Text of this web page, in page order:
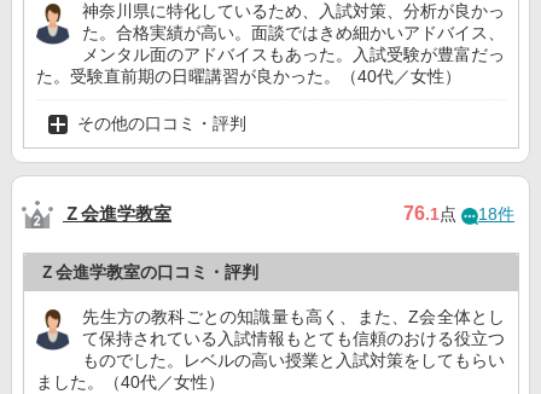
神奈川県に特化しているため、入試対策、分析が良かっ
た。合格実績が高い。面談ではきめ細かいアドバイス、
メンタル面のアドバイスもあった。入試受験が豊富だっ
た。受験直前期の日曜講習が良かった。（40代／女性）
その他の口コミ・評判
Ｚ会進学教室 76.1点 18件
Ｚ会進学教室の口コミ・評判
先生方の教科ごとの知識量も高く、また、Z会全体とし
て保持されている入試情報もとても信頼のおける役立つ
ものでした。レベルの高い授業と入試対策をしてもらい
ました。（40代／女性）